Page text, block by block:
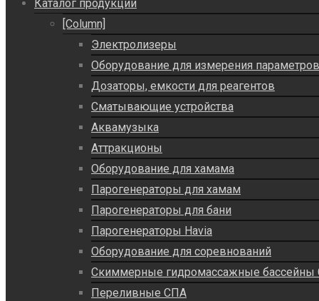
Каталог продукции
[Column]
Электролизеры
Оборудование для измерения
Дозаторы, емкости для реагентов
Сматывающие устройства
Аквамузыка
Аттракционы
Оборудование для хамама
Парогенераторы для хамам
Парогенераторы для бани
Парогенераторы Havia
Оборудование для соревнований
Скиммерные гидромассажные
Переливные СПА